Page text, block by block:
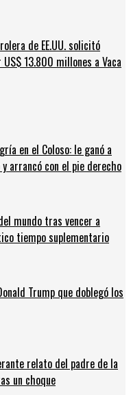
de EE.UU. solicitó
13.800 millones a Vaca
en el Coloso: le ganó a
arrancó con el pie derecho
mundo tras vencer a
tiempo suplementario
Trump que doblegó los
relato del padre de la
un choque